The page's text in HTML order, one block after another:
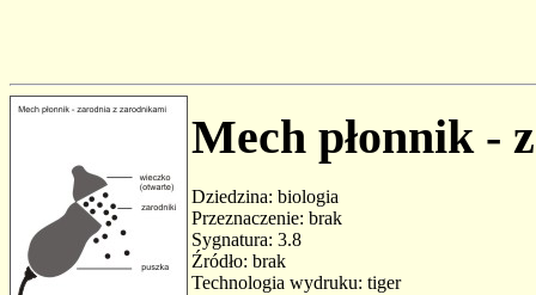
Mech płonnik -
Dziedzina: biologia
Przeznaczenie: brak
Sygnatura: 3.8
Źródło: brak
Technologia wydruku: tiger